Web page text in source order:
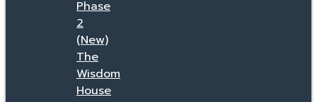
Phase
2
(New)
The
Wisdom
House